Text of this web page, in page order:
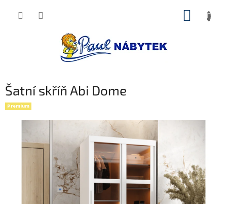
Šatní skříň Abi Dome
Premium